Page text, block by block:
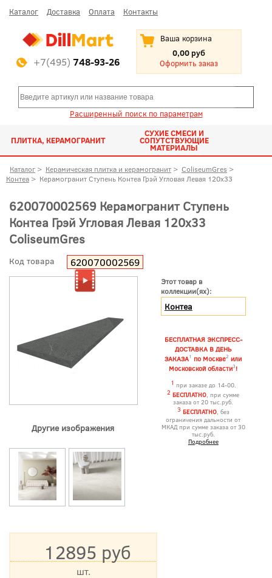
Каталог Доставка Оплата Контакты
+7(495) 748-93-26
Ваша корзина
0,00 руб
Оформить заказ
Расширенный поиск по параметрам
ПЛИТКА, КЕРАМОГРАНИТ
СУХИЕ СМЕСИ И
СОПУТСТВУЮЩИЕ
МАТЕРИАЛЫ
Каталог > Керамическая плитка и керамогранит > ColiseumGres >
Контеа > Керамогранит Ступень Контеа Грэй Угловая Левая 120x33
620070002569 Керамогранит Ступень
Контеа Грэй Угловая Левая 120x33
ColiseumGres
Код товара 620070002569
Другие изображения
Этот товар в
коллекции(ях):
Контеа
БЕСПЛАТНАЯ ЭКСПРЕСС-
ДОСТАВКА В ДЕНЬ
ЗАКАЗА1 по Москве2 или
Московской области3!
1 при заказе до 14-00.
2 БЕСПЛАТНО, при сумме
заказа от 20 тыс.руб.
3 БЕСПЛАТНО, без
ограничения дальности от
МКАД при сумме заказа от 30
тыс.руб.
Подробнее
12895 руб
шт.